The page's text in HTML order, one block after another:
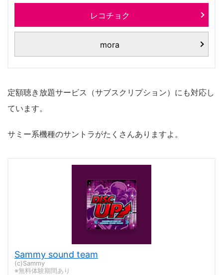
レコチョク
mora
定額聴き放題サービス（サブスクリプション）にも対応し
ています。
サミー系機種のサントラがたくさんありますよ。
Sammy sound team
(c)Sammy
※無料体験期間あり